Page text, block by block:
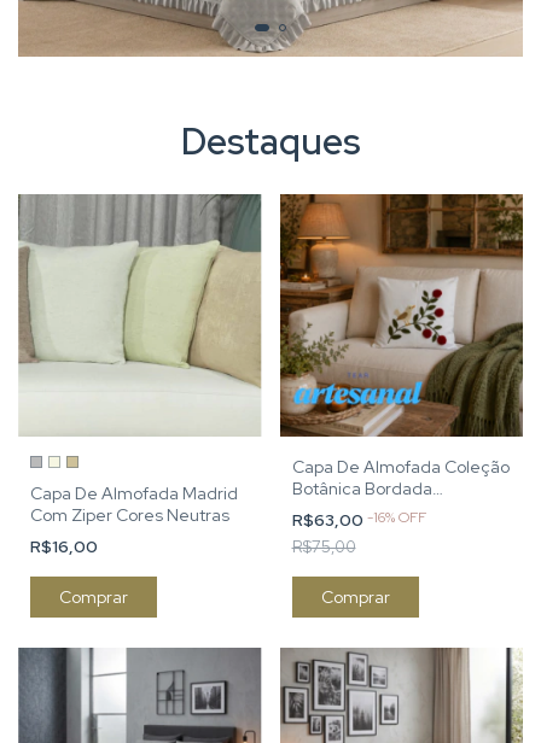
Destaques
Capa De Almofada Madrid
Com Ziper Cores Neutras
R$16,00
Comprar
Capa De Almofada Coleção
Botânica Bordada
Artesanal
R$63,00 -16%OFF
R$75,00
Comprar